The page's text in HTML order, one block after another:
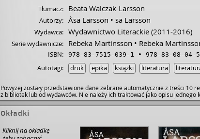
zaślepione pieniądzem i posiadaniem dobrobytu. W
na kasie zbudowano świat (gdy Bóg skończył dzieło
tworzenia).
Tłumacz: Beata Walczak-Larsson
Autorzy: Åsa Larsson sa Larsson
Wydawca: Wydawnictwo Literackie (2011-2016)
Serie wydawnicze: Rebeka Martinsson Rebeka
ISBN: 978-83-7515-039-1 978-83-08-04-
Autotagi: druk epika książki literatura
Powyżej zostały przedstawione dane zebrane automatycznie z treści 10
z bibliotek lub od wydawców. Nie należy ich traktować jako opisu
Okładki
Kliknij na okładkę